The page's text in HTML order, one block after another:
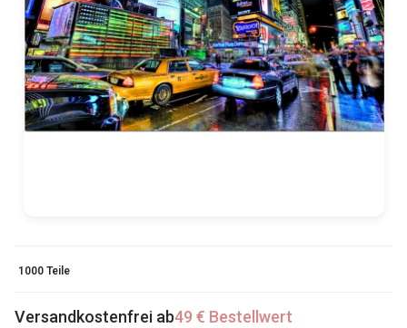
1000 Teile
Versandkostenfrei ab49 € Bestellwert